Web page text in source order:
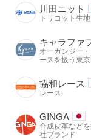
川田ニット
トリコット生地
キャラファ
オーガンジー
ースを扱う東
協和レース
レース
GINGA
合成皮革など
社ブランド